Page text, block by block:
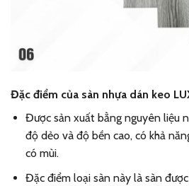
Đặc điểm của sàn nhựa dán keo
Được sản xuất bằng nguyên liệu
độ dẻo và độ bền cao, có khả
có mùi.
Đặc điểm loại sàn này là sàn